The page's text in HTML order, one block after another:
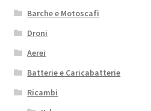
Barche e Motoscafi
Droni
Aerei
Batterie e Caricabatterie
Ricambi